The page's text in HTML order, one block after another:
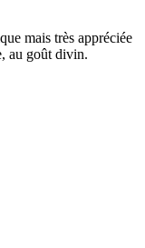
mais très appréciée
au goût divin.